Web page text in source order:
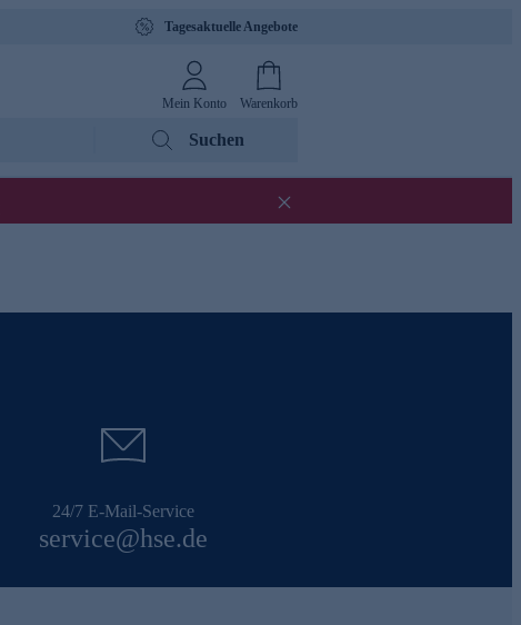
Tagesaktuelle Angebote
Mein Konto Warenkorb
Suchen
24/7 E-Mail-Service
service@hse.de